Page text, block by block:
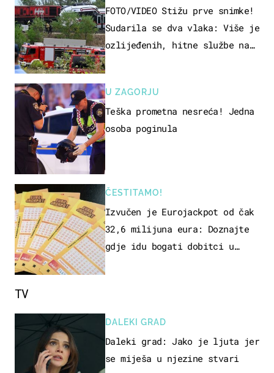
FOTO/VIDEO Stižu prve snimke!
Sudarila se dva vlaka: Više je
ozlijeđenih, hitne službe na
U ZAGORJU
Teška prometna nesreća! Jedna
osoba poginula
ČESTITAMO!
Izvučen je Eurojackpot od čak
32,6 milijuna eura: Doznajte
gdje idu bogati dobitci u
TV
DALEKI GRAD
Daleki grad: Jako je ljuta jer
se miješa u njezine stvari